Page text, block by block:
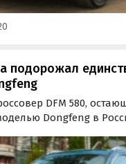
подорожал
DFM 580,
Dongfeng в
рублей, что